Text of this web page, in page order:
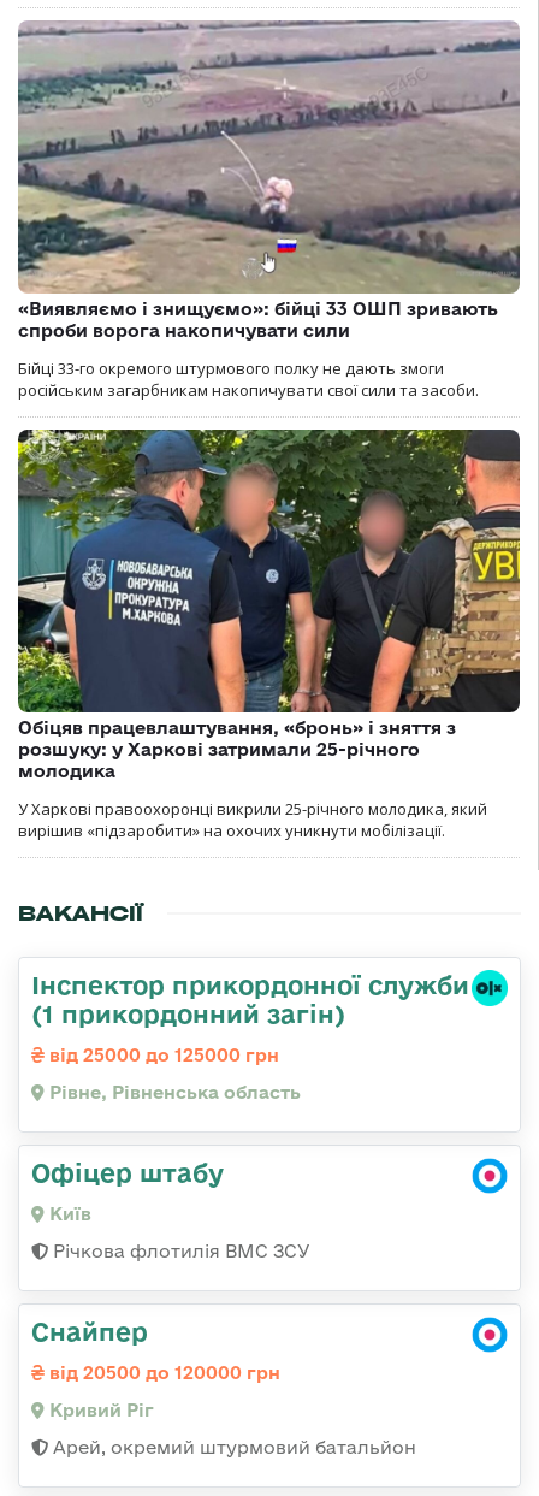
«Виявляємо і знищуємо»: бійці 33 ОШП зривають
спроби ворога накопичувати сили
Бійці 33-го окремого штурмового полку не дають змоги
російським загарбникам накопичувати свої сили та засоби.
Обіцяв працевлаштування, «бронь» і зняття з
розшуку: у Харкові затримали 25-річного
молодика
У Харкові правоохоронці викрили 25-річного молодика, який
вирішив «підзаробити» на охочих уникнути мобілізації.
ВАКАНСІЇ
Інспектор прикордонної служби
(1 прикордонний загін)
від 25000 до 125000 грн
Рівне, Рівненська область
Офіцер штабу
Київ
Річкова флотилія ВМС ЗСУ
Снайпер
від 20500 до 120000 грн
Кривий Ріг
Арей, окремий штурмовий батальйон